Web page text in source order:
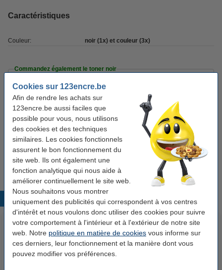
Cookies sur 123encre.be
Afin de rendre les achats sur
123encre.be aussi faciles que
possible pour vous, nous utilisons
des cookies et des techniques
similaires. Les cookies fonctionnels
assurent le bon fonctionnement du
site web. Ils ont également une
fonction analytique qui nous aide à
améliorer continuellement le site web.
Nous souhaitons vous montrer
uniquement des publicités qui correspondent à vos centres
d'intérêt et nous voulons donc utiliser des cookies pour suivre
votre comportement à l'intérieur et à l'extérieur de notre site
web. Notre politique en matière de cookies vous informe sur
ces derniers, leur fonctionnement et la manière dont vous
pouvez modifier vos préférences.
Caractéristiques
Couleur: noir (1x) et couleur (3x)
Commandez également le toner noir
Canon C-EXV 65 BK toner (marque 123encre) -
noir
39,50 €
Bon plan : commandez également du papier
123encre papier d'impression 1 boîte de 2500
feuilles A4 - 80 g/m²
33,50 €
Produits populaires